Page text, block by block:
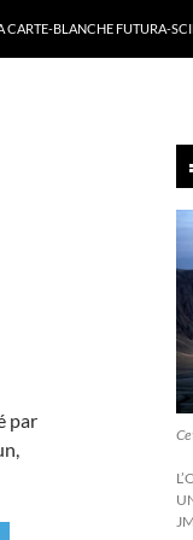
CARTE-BLANCHE FUTURA-
par